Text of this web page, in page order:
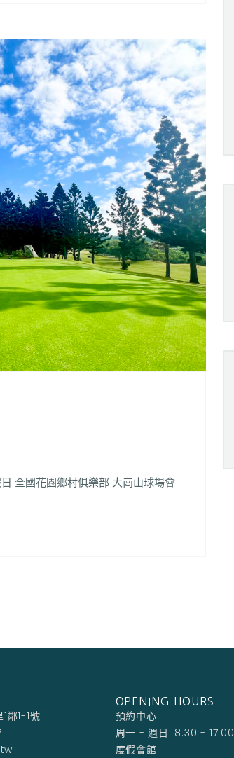
起
全國花園鄉村俱樂部 大崗山球場會
鄰1-1號
OPENING HOURS
預約中心:
周一 - 週日: 8:30 - 17:00
度假會館: